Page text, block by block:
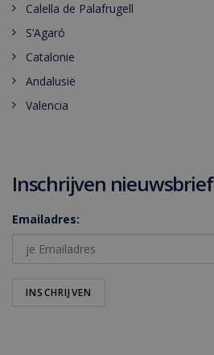
Calella de Palafrugell
S’Agaró
Catalonie
Andalusië
Valencia
Inschrijven nieuwsbrief
Emailadres: